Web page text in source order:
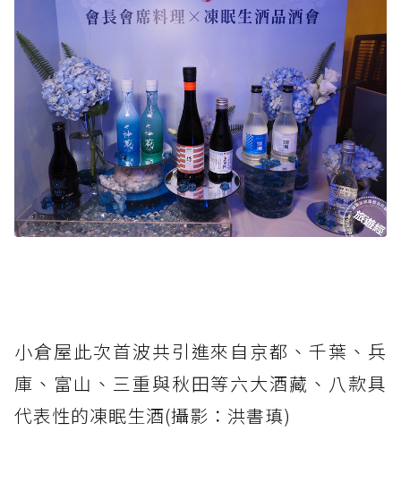
小倉屋此次首波共引進來自京都、千葉、兵
庫、富山、三重與秋田等六大酒藏、八款具
代表性的凍眠生酒(攝影：洪書瑱)